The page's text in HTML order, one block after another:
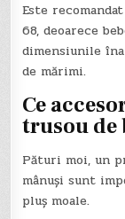
Este
68, deoarece
dimensiunile
de mărimi.
Ce
trusou de
Pături moi, un
mânuși sunt
pluș moale.